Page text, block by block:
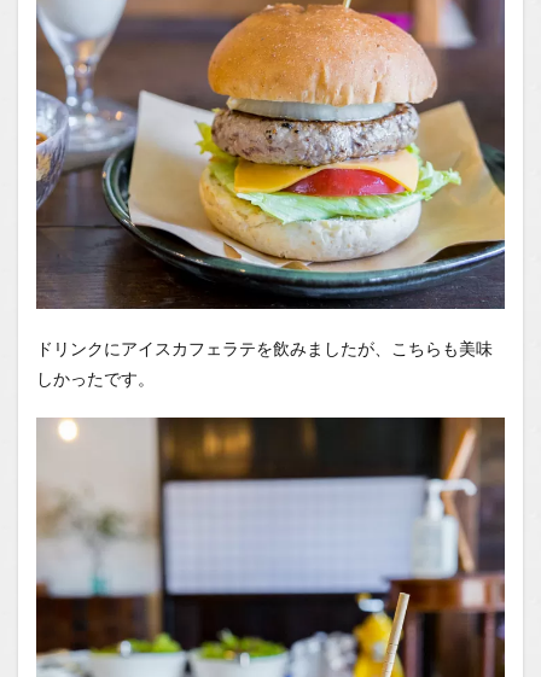
ドリンクにアイスカフェラテを飲みましたが、こちらも美味
しかったです。